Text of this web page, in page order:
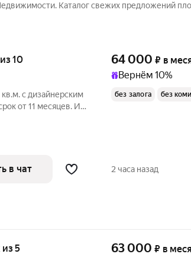
Каталог свежих предложений
10
с дизайнерским
от 11 месяцев. Из
метров. Дом -
64 000 ₽ в
Вернём 10%
без залога без
в чат 2 часа назад
из 5 63 000 ₽ в